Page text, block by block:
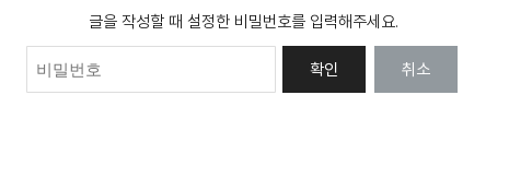
글을 작성할 때 설정한 비밀번호를 입력해주세요.
확인 취소